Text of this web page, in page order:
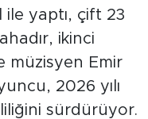
ile yaptı, çift 23
ikinci
müzisyen Emir
2026 yılı
sürdürüyor.